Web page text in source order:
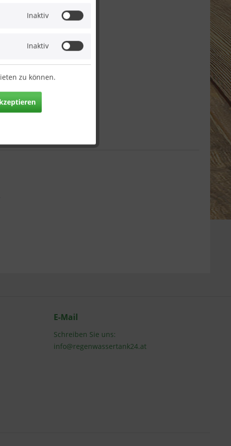
E-Mail
Schreiben Sie uns:
info@regenwassertank24.at
Inaktiv
Inaktiv
zu können.